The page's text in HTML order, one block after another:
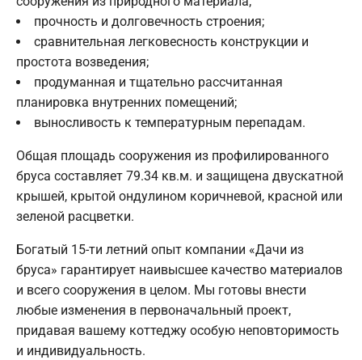
прочность и долговечность строения;
сравнительная легковесность конструкции и
простота возведения;
продуманная и тщательно рассчитанная
планировка внутренних помещений;
выносливость к температурным перепадам.
Общая площадь сооружения из профилированного
бруса составляет 79.34 кв.м. и защищена двускатной
крышей, крытой ондулином коричневой, красной или
зеленой расцветки.
Богатый 15-ти летний опыт компании «Дачи из
бруса» гарантирует наивысшее качество материалов
и всего сооружения в целом. Мы готовы внести
любые изменения в первоначальный проект,
придавая вашему коттеджу особую неповторимость
и индивидуальность.